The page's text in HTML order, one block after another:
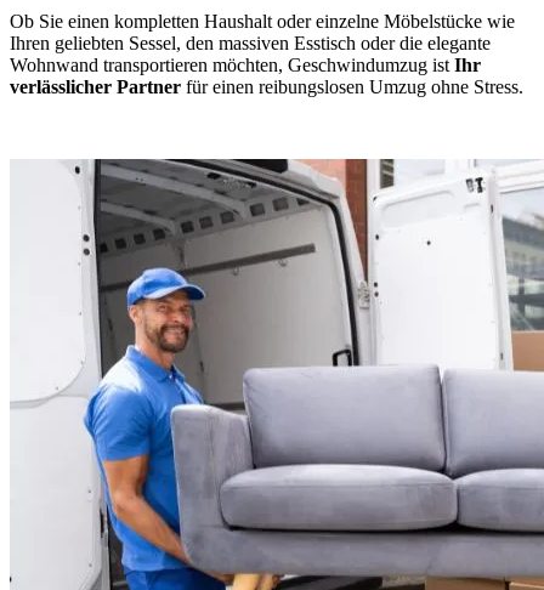
Ob Sie einen kompletten Haushalt oder einzelne Möbelstücke wie
Ihren geliebten Sessel, den massiven Esstisch oder die elegante
Wohnwand transportieren möchten, Geschwindumzug ist Ihr
verlässlicher Partner für einen reibungslosen Umzug ohne Stress.